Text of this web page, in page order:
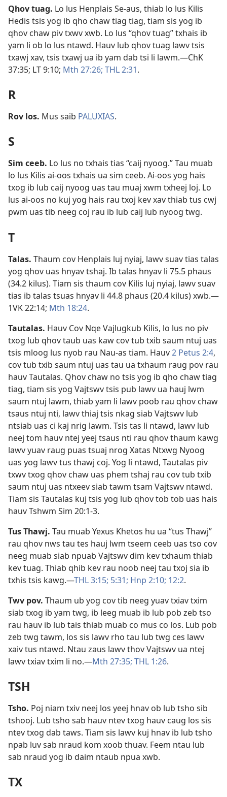
Qhov tuag. Lo lus Henplais Se-aus, thiab lo lus Kilis
Hedis tsis yog ib qho chaw tiag tiag, tiam sis yog ib
qhov chaw piv txwv xwb. Lo lus “qhov tuag” txhais ib
yam li ob lo lus ntawd. Hauv lub qhov tuag lawv tsis
txawj xav, tsis txawj ua ib yam dab tsi li lawm.​—ChK
37:35; LT 9:10; Mth 27:26; THL 2:31.
R
Rov los. Mus saib PALUXIAS.
S
Sim ceeb. Lo lus no txhais tias “caij nyoog.” Tau muab
lo lus Kilis ai-oos txhais ua sim ceeb. Ai-oos yog hais
txog ib lub caij nyoog uas tau muaj xwm txheej loj. Lo
lus ai-oos no kuj yog hais rau txoj kev xav thiab tus cwj
pwm uas tib neeg coj rau ib lub caij lub nyoog twg.
T
Talas. Thaum cov Henplais luj nyiaj, lawv suav tias talas
yog qhov uas hnyav tshaj. Ib talas hnyav li 75.5 phaus
(34.2 kilus). Tiam sis thaum cov Kilis luj nyiaj, lawv suav
tias ib talas tsuas hnyav li 44.8 phaus (20.4 kilus) xwb.​—
1VK 22:14; Mth 18:24.
Tautalas. Hauv Cov Nqe Vajlugkub Kilis, lo lus no piv
txog lub qhov taub uas kaw cov tub txib saum ntuj uas
tsis mloog lus nyob rau Nau-as tiam. Hauv2 Petus 2:4,
cov tub txib saum ntuj uas tau ua txhaum raug pov rau
hauv Tautalas. Qhov chaw no tsis yog ib qho chaw tiag
tiag, tiam sis yog Vajtswv tsis pub lawv ua hauj lwm
saum ntuj lawm, thiab yam li lawv poob rau qhov chaw
tsaus ntuj nti, lawv thiaj tsis nkag siab Vajtswv lub
ntsiab uas ci kaj nrig lawm. Tsis tas li ntawd, lawv lub
neej tom hauv ntej yeej tsaus nti rau qhov thaum kawg
lawv yuav raug puas tsuaj nrog Xatas Ntxwg Nyoog
uas yog lawv tus thawj coj. Yog li ntawd, Tautalas piv
txwv txog qhov chaw uas phem tshaj rau cov tub txib
saum ntuj uas ntxeev siab tawm tsam Vajtswv ntawd.
Tiam sis Tautalas kuj tsis yog lub qhov tob tob uas hais
hauvTshwm Sim 20:1-3.
Tus Thawj. Tau muab Yexus Khetos hu ua “tus Thawj”
rau qhov nws tau tes hauj lwm tseem ceeb uas tso cov
neeg muab siab npuab Vajtswv dim kev txhaum thiab
kev tuag. Thiab qhib kev rau noob neej tau txoj sia ib
txhis tsis kawg.​—THL 3:15; 5:31; Hnp 2:10; 12:2.
Twv pov. Thaum ub yog cov tib neeg yuav txiav txim
siab txog ib yam twg, ib leeg muab ib lub pob zeb tso
rau hauv ib lub tais thiab muab co mus co los. Lub pob
zeb twg tawm, los sis lawv rho tau lub twg ces lawv
xaiv tus ntawd. Ntau zaus lawv thov Vajtswv ua ntej
lawv txiav txim li no.​—Mth 27:35; THL 1:26.
TSH
Tsho. Poj niam txiv neej los yeej hnav ob lub tsho sib
tshooj. Lub tsho sab hauv ntev txog hauv caug los sis
ntev txog dab taws. Tiam sis lawv kuj hnav ib lub tsho
npab luv sab nraud kom xoob thuav. Feem ntau lub
sab nraud yog ib daim ntaub npua xwb.
TX